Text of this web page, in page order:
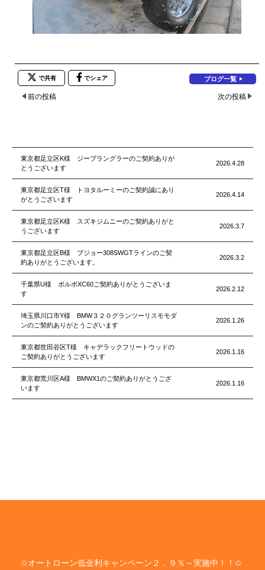
で共有 でシェア ブログ一覧
前の投稿 次の投稿
東京都足立区K様 ジープラングラーのご契約ありが
とうございます
2026.4.28
東京都足立区T様 トヨタルーミーのご契約誠にあり
がとうございます
2026.4.14
東京都足立区K様 スズキジムニーのご契約ありがと
うございます
2026.3.7
東京都足立区B様 プジョー308SWGTラインのご契
約ありがとうございます。
2026.3.2
千葉県U様 ボルボXC60ご契約ありがとうございま
す
2026.2.12
埼玉県川口市Y様 BMW３２０グランツーリスモモダ
ンのご契約ありがとうございます
2026.1.26
東京都世田谷区T様 キャデラックフリートウッドの
ご契約ありがとうございます
2026.1.16
東京都荒川区A様 BMWX1のご契約ありがとうござ
います
2026.1.16
✩オートローン低金利キャンペーン２．９％～実施中！！✩